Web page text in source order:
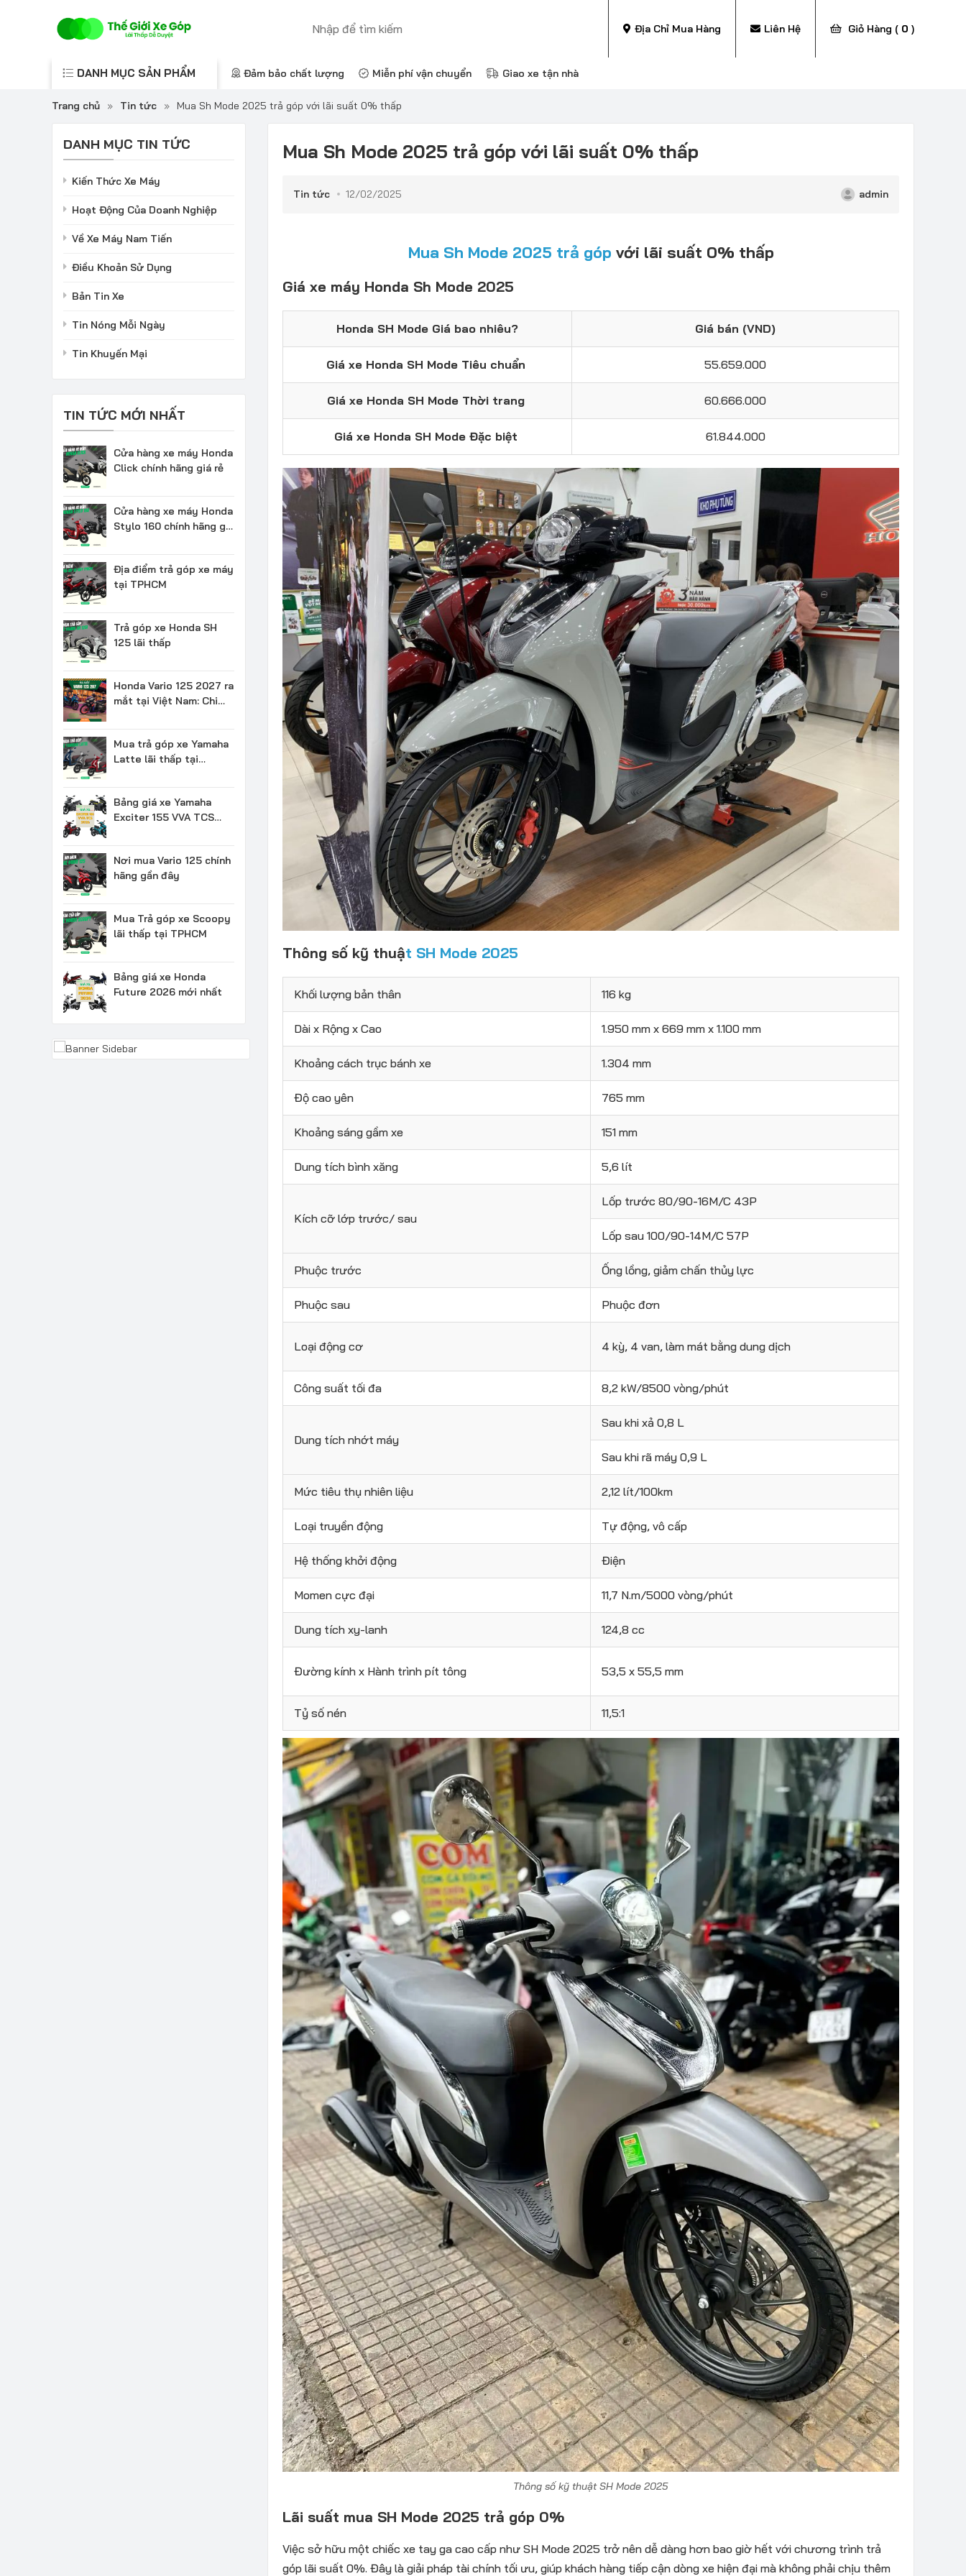
Địa Chỉ Mua Hàng Liên Hệ Giỏ Hàng ( 0 )
DANH MỤC SẢN PHẨM Đảm bảo chất lượng Miễn phí vận chuyển Giao xe tận nhà
Trang chủ » Tin tức » Mua Sh Mode 2025 trả góp với lãi suất 0% thấp
Mua Sh Mode 2025 trả góp với lãi suất 0% thấp
Tin tức 12/02/2025 admin
Mua Sh Mode 2025 trả góp với lãi suất 0% thấp
Giá xe máy Honda Sh Mode 2025
Honda SH Mode Giá bao nhiêu? Giá bán (VND)
Giá xe Honda SH Mode Tiêu chuẩn 55.659.000
Giá xe Honda SH Mode Thời trang 60.666.000
Giá xe Honda SH Mode Đặc biệt 61.844.000
Thông số kỹ thuật SH Mode 2025
Khối lượng bản thân 116 kg
Dài x Rộng x Cao 1.950 mm x 669 mm x 1.100 mm
Khoảng cách trục bánh xe 1.304 mm
Độ cao yên 765 mm
Khoảng sáng gầm xe 151 mm
Dung tích bình xăng 5,6 lít
Kích cỡ lớp trước/ sau
Lốp trước 80/90-16M/C 43P
Lốp sau 100/90-14M/C 57P
Phuộc trước Ống lồng, giảm chấn thủy lực
Phuộc sau Phuộc đơn
Loại động cơ 4 kỳ, 4 van, làm mát bằng dung dịch
Công suất tối đa 8,2 kW/8500 vòng/phút
Dung tích nhớt máy
Sau khi xả 0,8 L
Sau khi rã máy 0,9 L
Mức tiêu thụ nhiên liệu 2,12 lít/100km
Loại truyền động Tự động, vô cấp
Hệ thống khởi động Điện
Momen cực đại 11,7 N.m/5000 vòng/phút
Dung tích xy-lanh 124,8 cc
Đường kính x Hành trình pít tông 53,5 x 55,5 mm
Tỷ số nén 11,5:1
Thông số kỹ thuật SH Mode 2025
Lãi suất mua SH Mode 2025 trả góp 0%
Việc sở hữu một chiếc xe tay ga cao cấp như SH Mode 2025 trở nên dễ dàng hơn bao giờ hết với chương trình trả
góp lãi suất 0%. Đây là giải pháp tài chính tối ưu, giúp khách hàng tiếp cận dòng xe hiện đại mà không phải chịu thêm
DANH MỤC TIN TỨC
Kiến Thức Xe Máy
Hoạt Động Của Doanh Nghiệp
Về Xe Máy Nam Tiến
Điều Khoản Sử Dụng
Bản Tin Xe
Tin Nóng Mỗi Ngày
Tin Khuyến Mại
TIN TỨC MỚI NHẤT
Cửa hàng xe máy Honda
Click chính hãng giá rẻ
Cửa hàng xe máy Honda
Stylo 160 chính hãng giá
Địa điểm trả góp xe máy
tại TPHCM
Trả góp xe Honda SH
125 lãi thấp
Honda Vario 125 2027 ra
mắt tại Việt Nam: Chi
Mua trả góp xe Yamaha
Latte lãi thấp tại
Bảng giá xe Yamaha
Exciter 155 VVA TCS
Nơi mua Vario 125 chính
hãng gần đây
Mua Trả góp xe Scoopy
lãi thấp tại TPHCM
Bảng giá xe Honda
Future 2026 mới nhất